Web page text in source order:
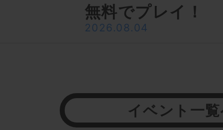
無料でプレイ！
2026.08.04
イベント一